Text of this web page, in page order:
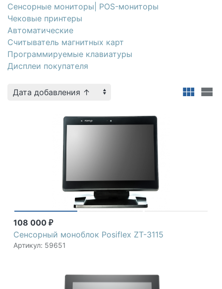
Сенсорные мониторы| POS-мониторы
Чековые принтеры
Автоматические
Cчитыватель магнитных карт
Программируемые клавиатуры
Дисплеи покупателя
108 000 ₽
Сенсорный моноблок Posiflex ZT-3115
Артикул: 59651